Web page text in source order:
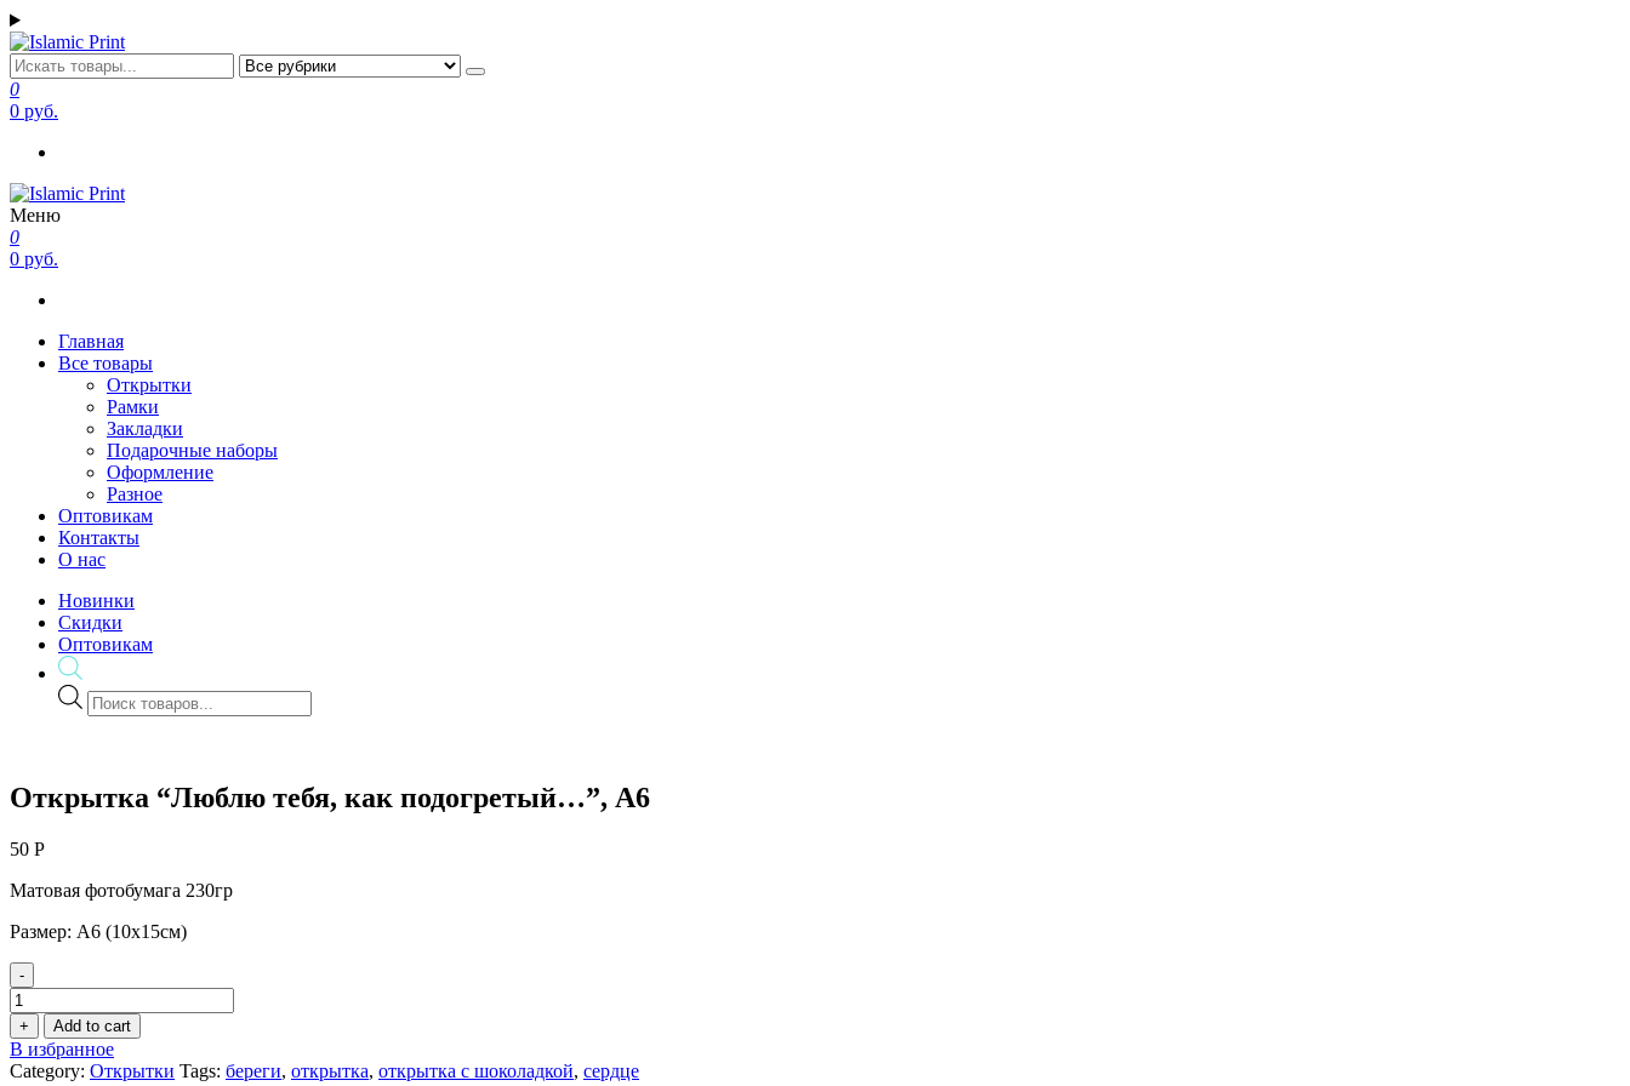
Перейти
к
содержимому
Islamic Print
Открытки, закладки рамки с напоминаниями и пожеланиями
0
0 руб.
Islamic Print
Открытки, закладки рамки с напоминаниями и пожеланиями
Меню
0
0 руб.
Главная
Все товары
Открытки
Рамки
Закладки
Подарочные наборы
Оформление
Разное
Оптовикам
Контакты
О нас
Новинки
Скидки
Оптовикам
Поиск
товаров
Открытка “Люблю тебя, как подогретый…”, А6
50 Р
Матовая фотобумага 230гр
Размер: А6 (10х15см)
-
Открытка
"Люблю
тебя,
как
+ Add to cart
В избранное
Category: Открытки Tags: береги, открытка, открытка с шоколадкой, сердце